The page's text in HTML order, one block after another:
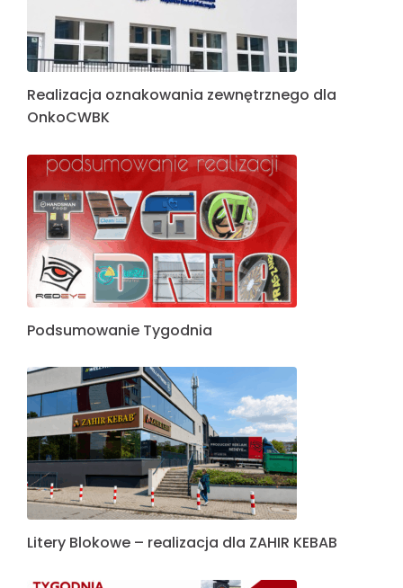
Realizacja oznakowania zewnętrznego dla
OnkoCWBK
Podsumowanie Tygodnia
Litery Blokowe – realizacja dla ZAHIR KEBAB